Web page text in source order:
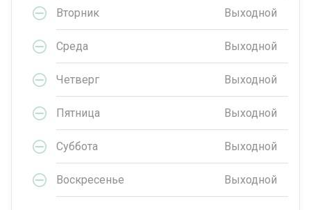
Вторник Выходной
Среда Выходной
Четверг Выходной
Пятница Выходной
Суббота Выходной
Воскресенье Выходной